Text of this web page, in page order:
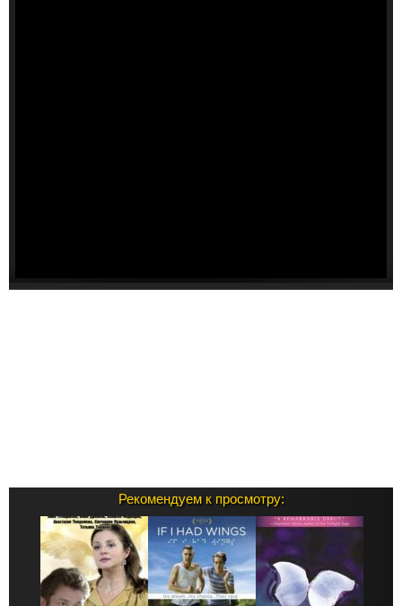
Рекомендуем к просмотру: